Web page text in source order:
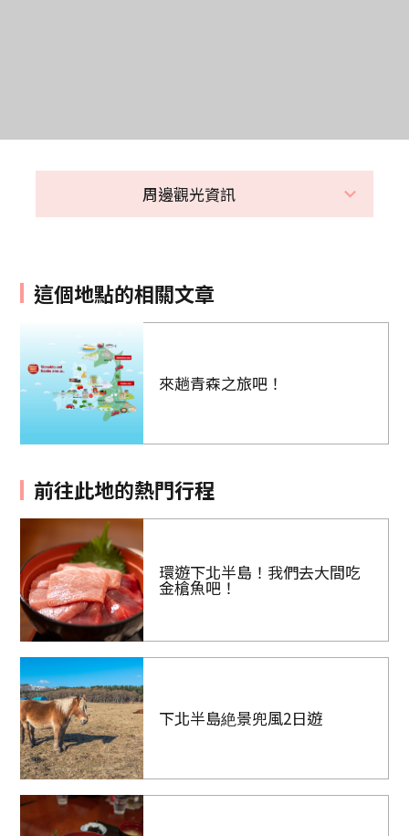
周邊觀光資訊
這個地點的相關文章
來趟青森之旅吧！
前往此地的熱門行程
環遊下北半島！我們去大間吃
金槍魚吧！
下北半島絶景兜風2日遊